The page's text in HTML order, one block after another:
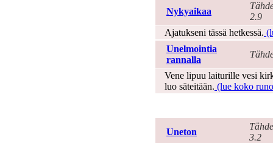
Nykyaikaa
2.9
Ajatukseni tässä hetkessä.
Unelmointia
rannalla
Vene lipuu laiturille vesi
luo säteitään. (lue koko
Uneton
3.2